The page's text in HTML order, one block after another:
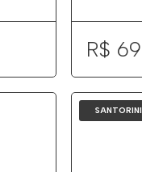
R$
SANTORINI